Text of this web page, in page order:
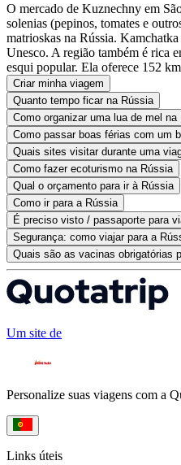
O mercado de Kuznechny em
solenias (pepinos, tomates e
matrioskas na Rússia.
Unesco. A região também é rica
esqui popular. Ela oferece 152
Criar minha viagem
Quanto tempo ficar na Rússia
Como organizar uma lua de mel na
Como passar boas férias com um
Quais sites visitar durante uma
Como fazer ecoturismo na Rússia
Qual o orçamento para ir à Rússia
Como ir para a Rússia
É preciso visto / passaporte para
Segurança: como viajar para a
Quais são as vacinas obrigatórias
Um site de
Personalize suas viagens com a
Links úteis